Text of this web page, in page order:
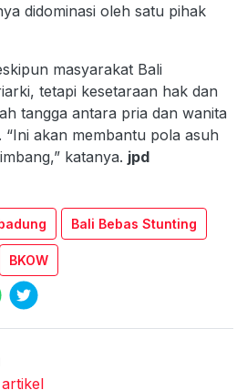
didominasi oleh satu pihak
masyarakat Bali
tetapi kesetaraan hak dan
tangga antara pria dan wanita
“Ini akan membantu pola asuh
katanya. jpd
Bali Bebas Stunting
BKOW